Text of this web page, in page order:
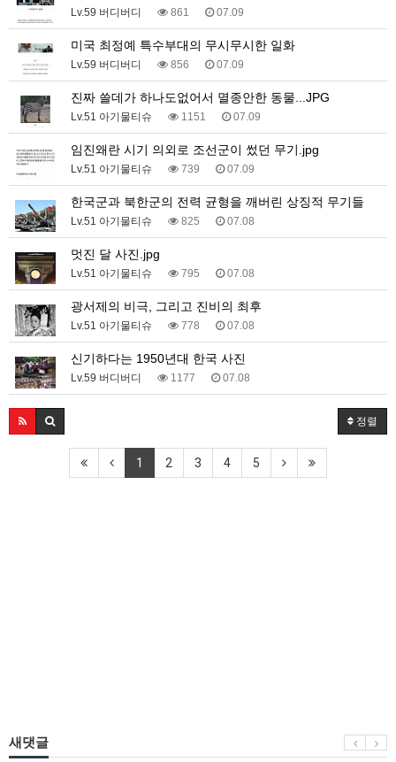
Lv.59 버디버디 861 07.09
미국 최정예 특수부대의 무시무시한 일화
Lv.59 버디버디 856 07.09
진짜 쓸데가 하나도없어서 멸종안한 동물...JPG
Lv.51 아기물티슈 1151 07.09
임진왜란 시기 의외로 조선군이 썼던 무기.jpg
Lv.51 아기물티슈 739 07.09
한국군과 북한군의 전력 균형을 깨버린 상징적 무기들
Lv.51 아기물티슈 825 07.08
멋진 달 사진.jpg
Lv.51 아기물티슈 795 07.08
광서제의 비극, 그리고 진비의 최후
Lv.51 아기물티슈 778 07.08
신기하다는 1950년대 한국 사진
Lv.59 버디버디 1177 07.08
정렬
1 2 3 4 5
새댓글